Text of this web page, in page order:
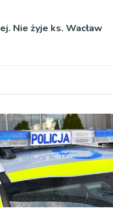
Nie żyje ks. Wacław